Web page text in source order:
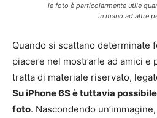
le foto è particolarmente utile
in mano ad altre
Quando si scattano determinate
piacere nel mostrarle ad amici e
tratta di materiale riservato,
Su iPhone 6S è tuttavia
foto. Nascondendo